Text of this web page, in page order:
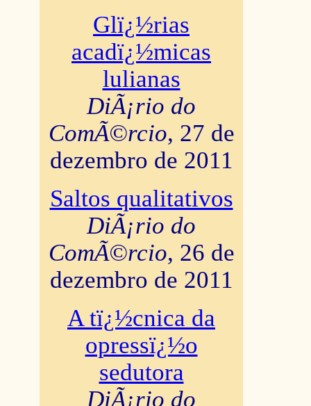
Glï¿½rias
acadï¿½micas
lulianas
DiÃ¡rio do
ComÃ©rcio, 27 de
dezembro de 2011
Saltos qualitativos
DiÃ¡rio do
ComÃ©rcio, 26 de
dezembro de 2011
A tï¿½cnica da
opressï¿½o
sedutora
DiÃ¡rio do